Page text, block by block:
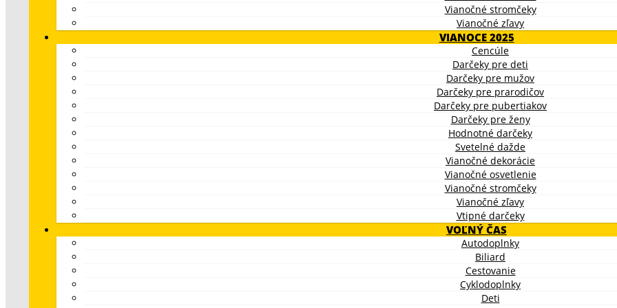
Vianočné stromčeky
Vianočné zľavy
VIANOCE 2025
Cencúle
Darčeky pre deti
Darčeky pre mužov
Darčeky pre prarodičov
Darčeky pre pubertiakov
Darčeky pre ženy
Hodnotné darčeky
Svetelné dažde
Vianočné dekorácie
Vianočné osvetlenie
Vianočné stromčeky
Vianočné zľavy
Vtipné darčeky
VOĽNÝ ČAS
Autodoplnky
Biliard
Cestovanie
Cyklodoplnky
Deti